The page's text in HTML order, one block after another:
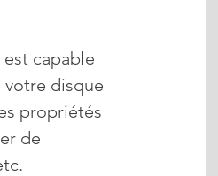
capable
votre disque
propriétés
de